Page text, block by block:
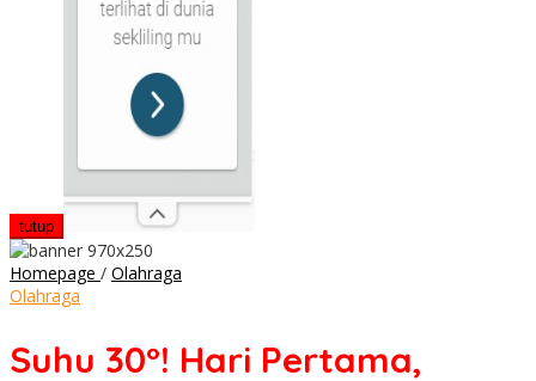
tutup
Homepage / Olahraga
Latihan
Olahraga
Suhu 30°! Hari Pertama,